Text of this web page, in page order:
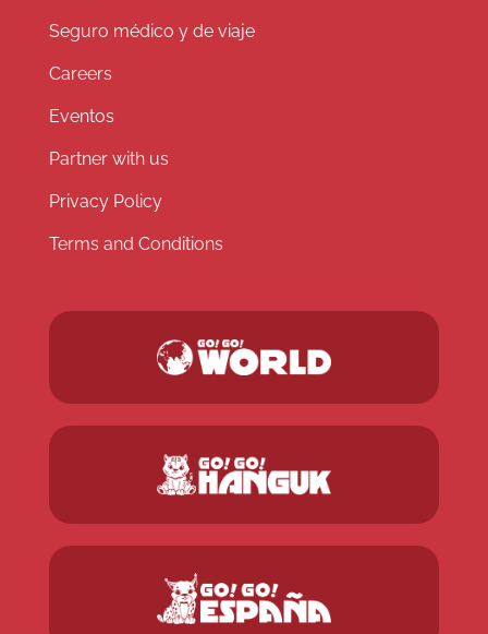
Seguro médico y de viaje
Careers
Eventos
Partner with us
Privacy Policy
Terms and Conditions